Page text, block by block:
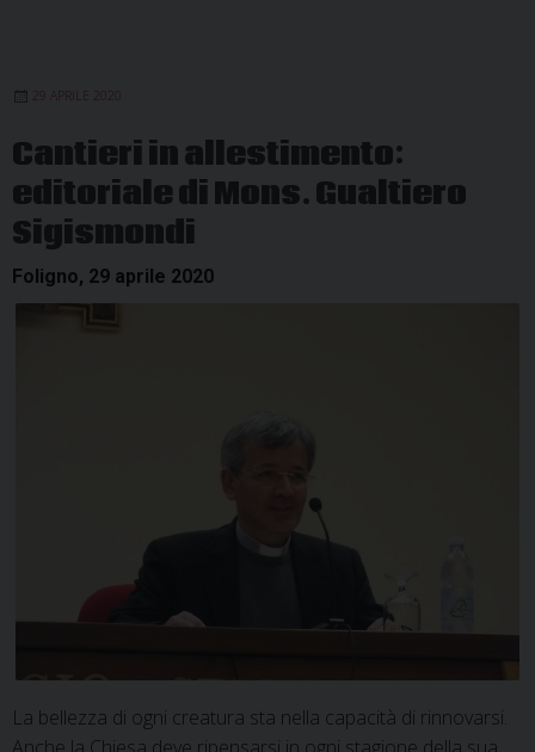
pastorale
29 APRILE 2020
Cantieri in allestimento:
editoriale di Mons. Gualtiero
Sigismondi
Foligno, 29 aprile 2020
La bellezza di ogni creatura sta nella capacità di rinnovarsi.